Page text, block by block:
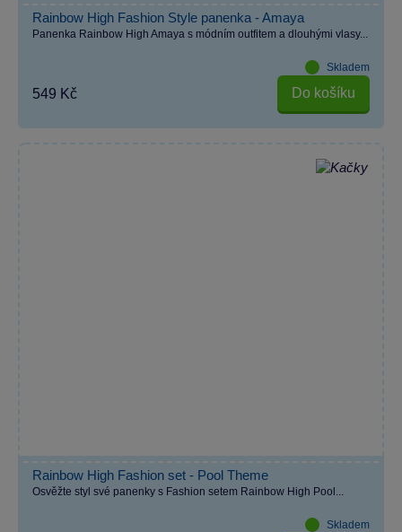
Rainbow High Fashion Style panenka - Amaya
Panenka Rainbow High Amaya s módním outfitem a dlouhými vlasy...
Skladem
549 Kč Do košíku
Rainbow High Fashion set - Pool Theme
Osvěžte styl své panenky s Fashion setem Rainbow High Pool...
Skladem